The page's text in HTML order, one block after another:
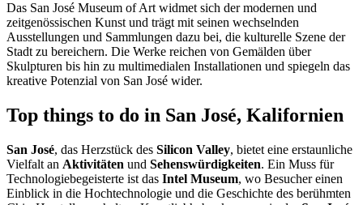
Das San José Museum of Art widmet sich der modernen und
zeitgenössischen Kunst und trägt mit seinen wechselnden
Ausstellungen und Sammlungen dazu bei, die kulturelle Szene der
Stadt zu bereichern. Die Werke reichen von Gemälden über
Skulpturen bis hin zu multimedialen Installationen und spiegeln das
kreative Potenzial von San José wider.
Top things to do in San José, Kalifornien
San José, das Herzstück des Silicon Valley, bietet eine erstaunliche
Vielfalt an Aktivitäten und Sehenswürdigkeiten. Ein Muss für
Technologiebegeisterte ist das Intel Museum, wo Besucher einen
Einblick in die Hochtechnologie und die Geschichte des berühmten